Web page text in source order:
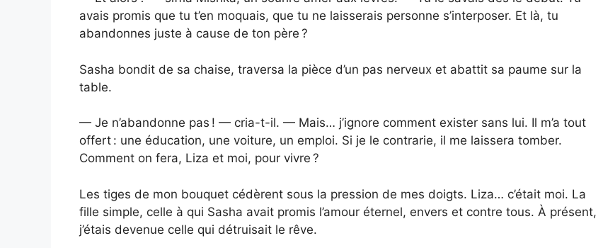
avais promis que tu t’en moquais, que tu ne laisserais personne s’interposer. Et là, tu
abandonnes juste à cause de ton père ?
Sasha bondit de sa chaise, traversa la pièce d’un pas nerveux et abattit sa paume sur la
table.
— Je n’abandonne pas ! — cria-t-il. — Mais… j’ignore comment exister sans lui. Il m’a tout
offert : une éducation, une voiture, un emploi. Si je le contrarie, il me laissera tomber.
Comment on fera, Liza et moi, pour vivre ?
Les tiges de mon bouquet cédèrent sous la pression de mes doigts. Liza… c’était moi. La
fille simple, celle à qui Sasha avait promis l’amour éternel, envers et contre tous. À présent,
j’étais devenue celle qui détruisait le rêve.